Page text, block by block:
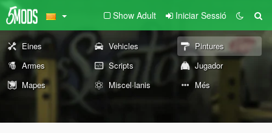
Show Adult Iniciar Sessió
Eines Vehicles
Pintures
Armes
Scripts
Jugador
Mapes
Miscel·lanis Més